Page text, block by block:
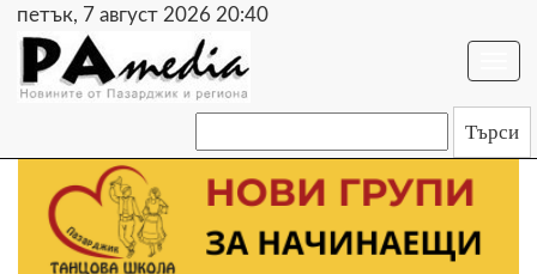
петък, 7 август 2026 20:40